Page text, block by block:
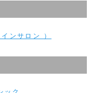
ンサロン ）